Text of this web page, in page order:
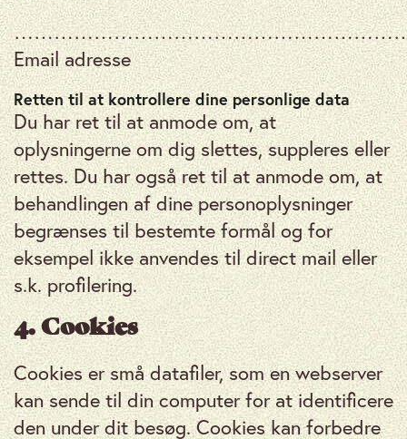
Email adresse
Retten til at kontrollere dine personlige data
Du har ret til at anmode om, at
oplysningerne om dig slettes, suppleres eller
rettes. Du har også ret til at anmode om, at
behandlingen af ​​dine personoplysninger
begrænses til bestemte formål og for
eksempel ikke anvendes til direct mail eller
s.k. profilering.
4. Cookies
Cookies er små datafiler, som en webserver
kan sende til din computer for at identificere
den under dit besøg. Cookies kan forbedre